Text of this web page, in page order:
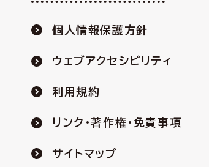
個人情報保護方針
ウェブアクセシビリティ
利用規約
リンク・著作権・免責事項
サイトマップ